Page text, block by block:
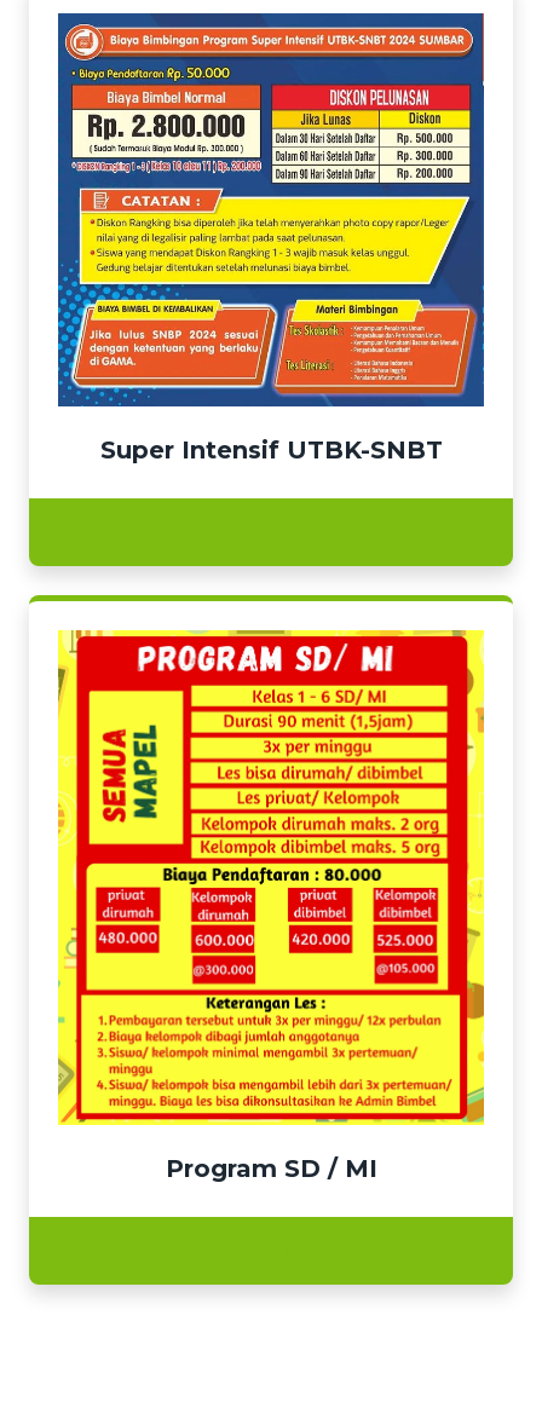
Super Intensif UTBK-SNBT
Program SD / MI